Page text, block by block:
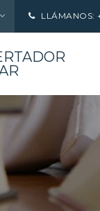
LLÁMANOS: